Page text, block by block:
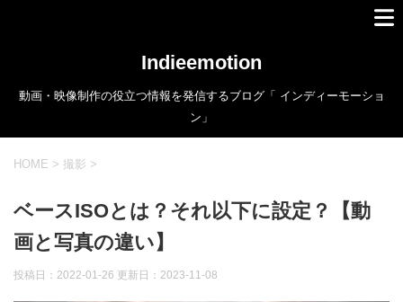
Indieemotion
動画・映像制作の役立つ情報を発信するブログ「 インディーモーショ
ン」
HOME > 撮影 >
ベースISOとは？それ以下に設定？【動
画と写真の違い】
投稿日：2022-01-26 更新日： 2023-11-08